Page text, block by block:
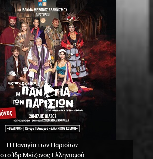
Η Παναγία των Παρισίων
στο Ίδρ.Μείζονος Ελληνισμού